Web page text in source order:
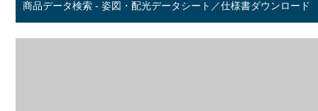
商品データ検索 - 姿図・配光データシート／仕様書ダウンロード